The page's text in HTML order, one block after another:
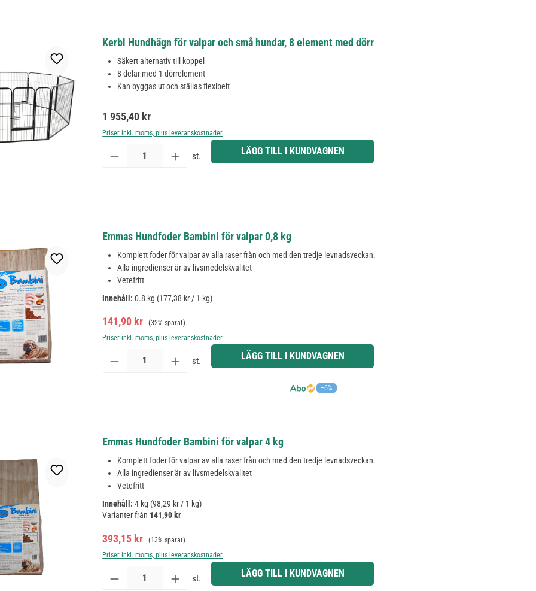
Kerbl Hundhägn för valpar och små hundar, 8 element med dörr
Säkert alternativ till koppel
8 delar med 1 dörrelement
Kan byggas ut och ställas flexibelt
Ordinarie pris:
1 955,40 kr
Priser inkl. moms, plus leveranskostnader
Produktkvantitet: Ange önskat belopp eller använd knapparna för att öka eller minska kvantiteten.
st. LÄGG TILL I KUNDVAGNEN
Emmas Hundfoder Bambini för valpar 0,8 kg
Komplett foder för valpar av alla raser från och med den tredje levnadsveckan.
Alla ingredienser är av livsmedelskvalitet
Vetefritt
Innehåll:0.8 kg (177,38 kr / 1 kg)
Försäljningspris:
141,90 kr Ordinarie pris:
(32% sparat)
Priser inkl. moms, plus leveranskostnader
−6%
Produktkvantitet: Ange önskat belopp eller använd knapparna för att öka eller minska kvantiteten.
st. LÄGG TILL I KUNDVAGNEN
Emmas Hundfoder Bambini för valpar 4 kg
Komplett foder för valpar av alla raser från och med den tredje levnadsveckan.
Alla ingredienser är av livsmedelskvalitet
Vetefritt
Innehåll:4 kg (98,29 kr / 1 kg)
Varianter från 141,90 kr
Försäljningspris:
393,15 kr Ordinarie pris:
(13% sparat)
Priser inkl. moms, plus leveranskostnader
Produktkvantitet: Ange önskat belopp eller använd knapparna för att öka eller minska kvantiteten.
st. LÄGG TILL I KUNDVAGNEN